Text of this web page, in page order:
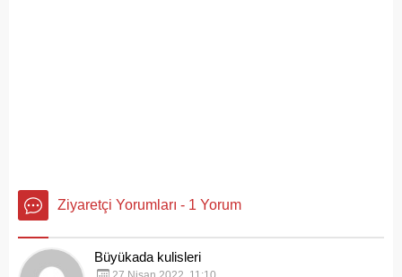
Ziyaretçi Yorumları - 1 Yorum
Büyükada kulisleri